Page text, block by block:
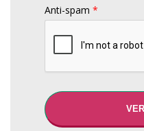
Anti-spam*